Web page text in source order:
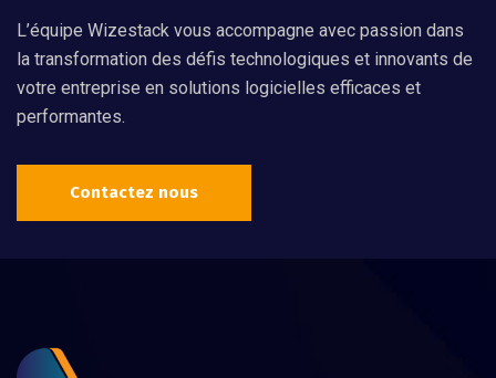
L’équipe Wizestack vous accompagne avec passion dans
la transformation des défis technologiques et innovants de
votre entreprise en solutions logicielles efficaces et
performantes.
Contactez nous